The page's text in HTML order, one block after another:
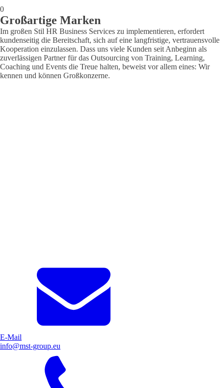
0
Großartige Marken
Im großen Stil HR Business Services zu implementieren, erfordert
kundenseitig die Bereitschaft, sich auf eine langfristige, vertrauensvolle
Kooperation einzulassen. Dass uns viele Kunden seit Anbeginn als
zuverlässigen Partner für das Outsourcing von Training, Learning,
Coaching und Events die Treue halten, beweist vor allem eines: Wir
kennen und können Großkonzerne.
E-Mail
info@mst-group.eu